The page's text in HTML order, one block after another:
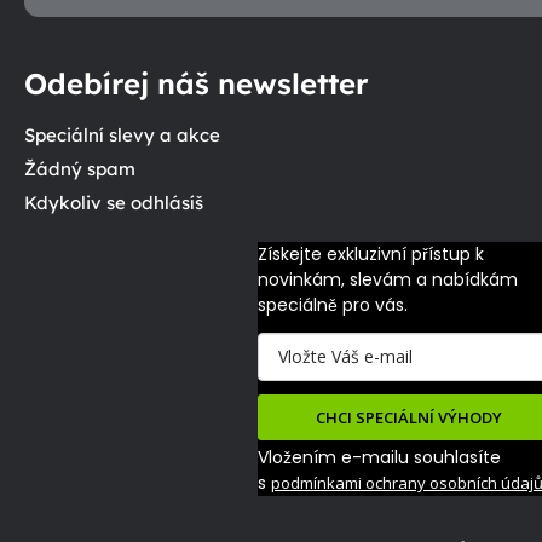
Odebírej náš newsletter
Speciální slevy a akce
Žádný spam
Kdykoliv se odhlásíš
Získejte exkluzivní přístup k
novinkám, slevám a nabídkám
speciálně pro vás.
CHCI SPECIÁLNÍ VÝHODY
Vložením e-mailu souhlasíte
s podmínkami ochrany osobních údajů